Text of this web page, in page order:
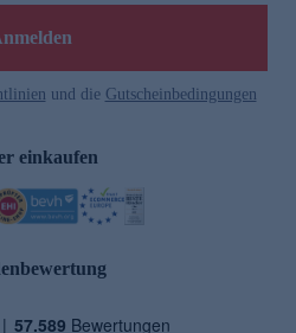
und die Gutscheinbedingungen
einkaufen